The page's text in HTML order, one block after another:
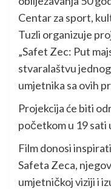
Centar za sport,
Tuzli organizuje
„Safet Zec: Put
stvaralaštvu
umjetnika sa ovih
Projekcija će biti
početkom u 19
Film donosi
Safeta Zeca,
umjetničkoj viziji i